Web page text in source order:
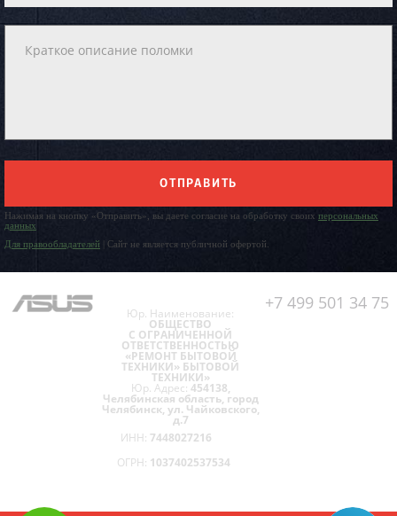
ОТПРАВИТЬ
Нажимая на кнопку «Отправить», вы даете согласие на обработку своих персональных
данных
Для правообладателей | Сайт не является публичной офертой.
+7 499 501 34 75
Юр. Наименование:
ОБЩЕСТВО
С ОГРАНИЧЕННОЙ
ОТВЕТСТВЕННОСТЬЮ
«РЕМОНТ БЫТОВОЙ
ТЕХНИКИ» БЫТОВОЙ
ТЕХНИКИ»
Юр. Адрес: 454138,
Челябинская область, город
Челябинск, ул. Чайковского,
д.7
ИНН: 7448027216
ОГРН: 1037402537534